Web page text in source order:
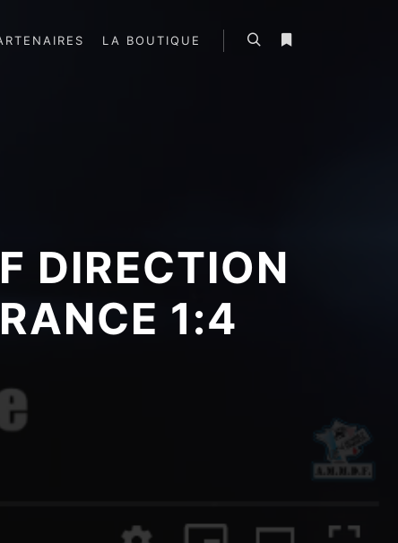
LA BOUTIQUE
DIRECTION
1:4